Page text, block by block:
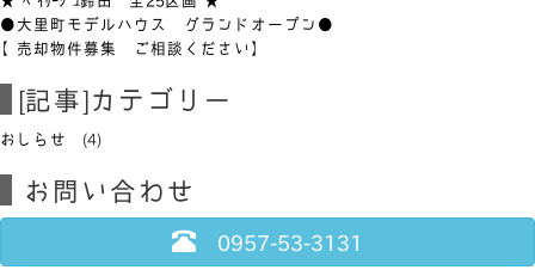
●大里町モデルハウス グランドオープン●
【売却物件募集 ご相談ください】
[記事]カテゴリー
おしらせ (4)
お問い合わせ
0957-53-3131